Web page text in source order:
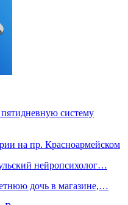
систему
на пр. Красноармейском
нейропсихолог…
дочь в магазине,…